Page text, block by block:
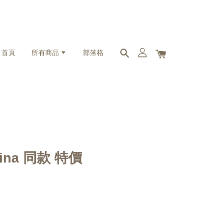
首頁 所有商品 部落格
同款 特價